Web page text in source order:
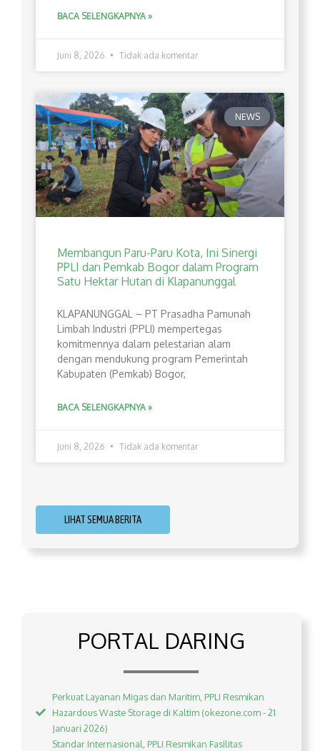
BACA SELENGKAPNYA »
Juni 8, 2026 Tidak ada komentar
NEWS
Membangun Paru-Paru Kota, Ini Sinergi
PPLI dan Pemkab Bogor dalam Program
Satu Hektar Hutan di Klapanunggal
​KLAPANUNGGAL – PT Prasadha Pamunah
Limbah Industri (PPLI) mempertegas
komitmennya dalam pelestarian alam
dengan mendukung program Pemerintah
Kabupaten (Pemkab) Bogor,
BACA SELENGKAPNYA »
Juni 8, 2026 Tidak ada komentar
LIHAT SEMUA BERITA
PORTAL DARING
Perkuat Layanan Migas dan Maritim, PPLI Resmikan
Hazardous Waste Storage di Kaltim (okezone.com - 21
Januari 2026)
Standar Internasional, PPLI Resmikan Fasilitas